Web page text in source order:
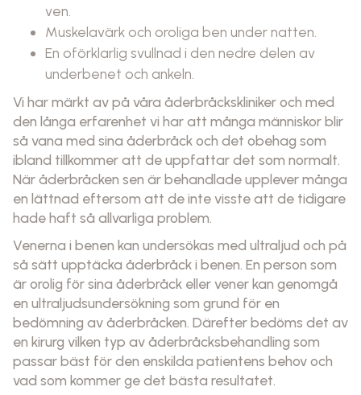
ven.
Muskelavärk och oroliga ben under natten.
En oförklarlig svullnad i den nedre delen av
underbenet och ankeln.
Vi har märkt av på våra åderbråckskliniker och med
den långa erfarenhet vi har att många människor blir
så vana med sina åderbråck och det obehag som
ibland tillkommer att de uppfattar det som normalt.
När åderbråcken sen är behandlade upplever många
en lättnad eftersom att de inte visste att de tidigare
hade haft så allvarliga problem.
Venerna i benen kan undersökas med ultraljud och på
så sätt upptäcka åderbråck i benen. En person som
är orolig för sina åderbråck eller vener kan genomgå
en ultraljudsundersökning som grund för en
bedömning av åderbråcken. Därefter bedöms det av
en kirurg vilken typ av åderbråcksbehandling som
passar bäst för den enskilda patientens behov och
vad som kommer ge det bästa resultatet.